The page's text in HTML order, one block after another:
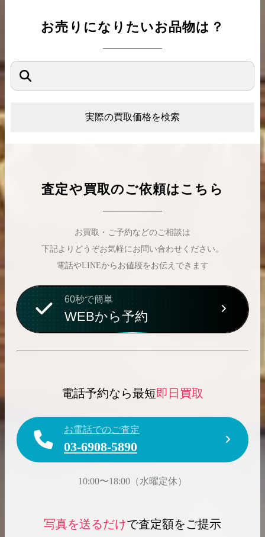
お売りになりたいお品物は？
実際の買取価格を検索
査定や買取のご依頼はこちら
お買取・ご予約などのご相談は
下記よりどうぞお気軽にお問い合わせください。
電話やLINEからお値段をお伝えできます
60秒で簡単
WEBから予約
電話予約なら最短即日買取
お電話でのご査定
03-6908-5890
10:00〜18:00（水曜定休）
写真を送るだけで査定額をご提示